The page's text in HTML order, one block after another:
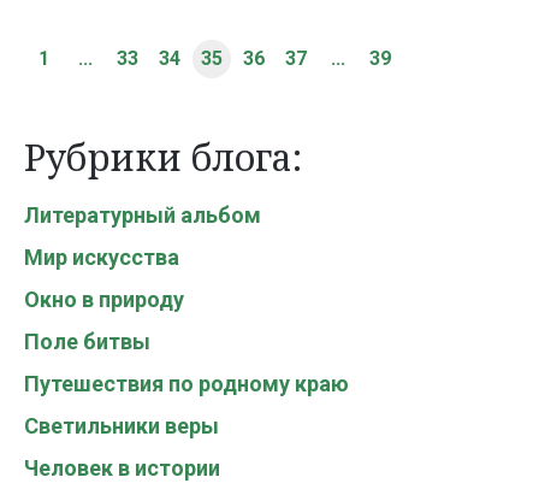
1 ... 33 34 35 36 37 ... 39
Рубрики блога:
Литературный альбом
Мир искусства
Окно в природу
Поле битвы
Путешествия по родному краю
Светильники веры
Человек в истории